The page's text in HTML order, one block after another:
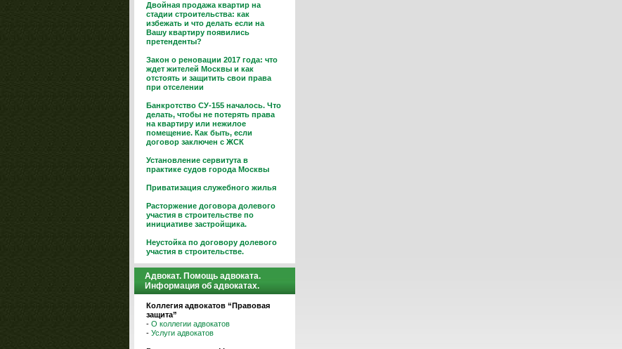
Двойная продажа квартир на
стадии строительства: как
избежать и что делать если на
Вашу квартиру появились
претенденты?
Закон о реновации 2017 года: что
ждет жителей Москвы и как
отстоять и защитить свои права
при отселении
Банкротство СУ-155 началось. Что
делать, чтобы не потерять права
на квартиру или нежилое
помещение. Как быть, если
договор заключен с ЖСК
Установление сервитута в
практике судов города Москвы
Приватизация служебного жилья
Расторжение договора долевого
участия в строительстве по
инициативе застройщика.
Неустойка по договору долевого
участия в строительстве.
Адвокат. Помощь адвоката.
Информация об адвокатах.
Коллегия адвокатов “Правовая
защита”
- О коллегии адвокатов
- Услуги адвокатов